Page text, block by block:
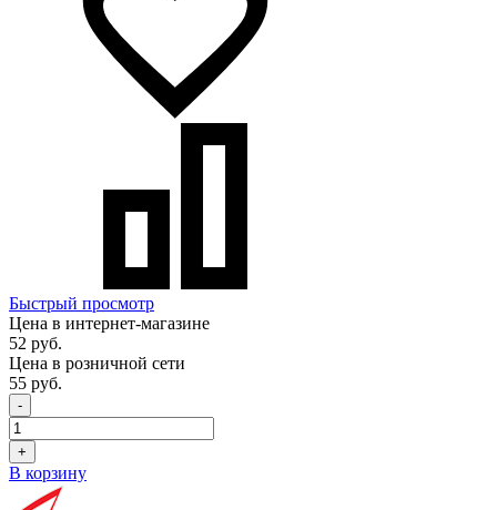
Быстрый просмотр
Цена в интернет-магазине
52 руб.
Цена в розничной сети
55 руб.
-
+
В корзину